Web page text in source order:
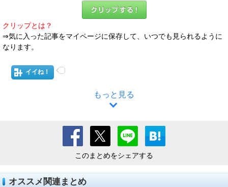
クリップとは？
⇒気に入った記事をマイページに保存して、いつでも見られるように
なります。
イイね！
もっと見る
このまとめをシェアする
オススメ関連まとめ